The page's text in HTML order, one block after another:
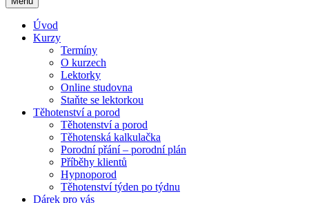
Úvod
Kurzy
Termíny
O kurzech
Lektorky
Online studovna
Staňte se lektorkou
Těhotenství a porod
Těhotenství a porod
Těhotenská kalkulačka
Porodní přání – porodní plán
Příběhy klientů
Hypnoporod
Těhotenství týden po týdnu
Dárek pro vás